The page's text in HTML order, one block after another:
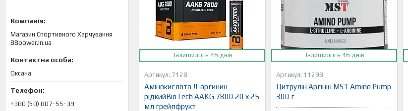
Магазин Спортивного Харчування
BBpower.in.ua
Оксана
+380 (50) 807-55-39
Залишилось 46 днів
7128
Амінокислота Л-аргинин
рідкийBioTech AAKG 7800 20 x 25
мл грейпфрукт
Залишилось 46 днів
11298
Цитрулін Аргінін MST Amino Pump
300 г